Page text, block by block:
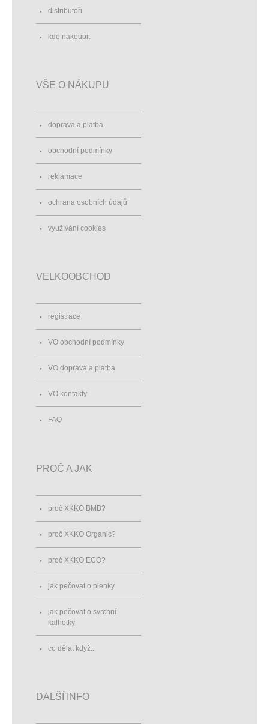
distributoři
kde nakoupit
VŠE O NÁKUPU
doprava a platba
obchodní podmínky
reklamace
ochrana osobních údajů
využívání cookies
VELKOOBCHOD
registrace
VO obchodní podmínky
VO doprava a platba
VO kontakty
FAQ
PROČ A JAK
proč XKKO BMB?
proč XKKO Organic?
proč XKKO ECO?
jak pečovat o plenky
jak pečovat o svrchní
kalhotky
co dělat když...
DALŠÍ INFO